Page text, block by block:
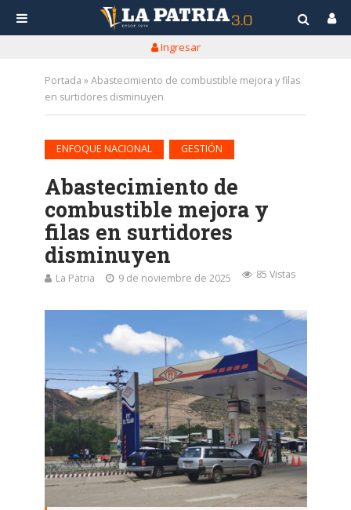
Ingresar
Portada »Abastecimiento de combustible mejora y filas
en surtidores disminuyen
ENFOQUE NACIONAL GESTIÓN
Abastecimiento de
combustible mejora y
filas en surtidores
disminuyen
La Patria 9 de noviembre de 2025 85 Vistas